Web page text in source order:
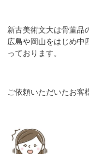
新古美術文大は骨董品
広島や岡山をはじめ中
っております。
ご依頼いただいたお客